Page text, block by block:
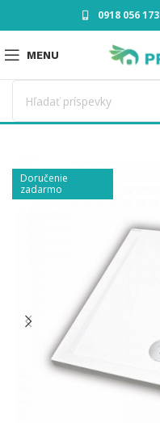
0918 056 173
MENU
Doručenie
zadarmo